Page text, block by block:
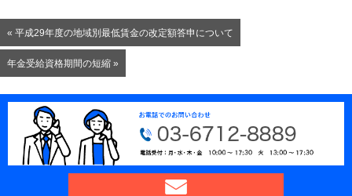
« 平成29年度の地域別最低賃金の改定額答申について
年金受給資格期間の短縮 »